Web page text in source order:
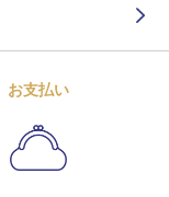
お支払い